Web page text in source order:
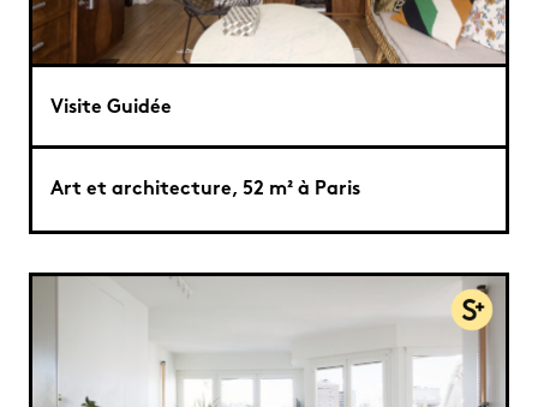
Visite Guidée
Art et architecture, 52 m² à Paris